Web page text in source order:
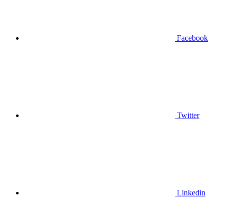
Facebook
Twitter
Linkedin